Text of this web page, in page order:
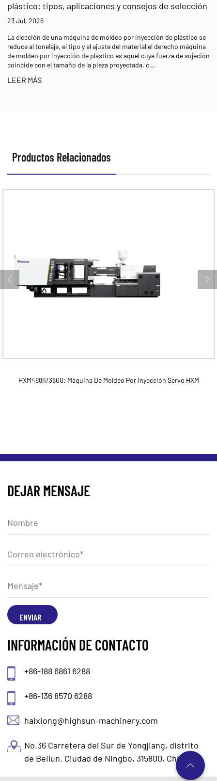
plástico: tipos, aplicaciones y consejos de selección
23 Jul, 2026
La elección de una máquina de moldeo por inyección de plástico se
reduce al tonelaje, el tipo y el ajuste del material el derecho máquina
de moldeo por inyección de plástico es aquel cuya fuerza de sujeción
coincide con el tamaño de la pieza proyectada, c...
LEER MÁS
Productos Relacionados
HXM488II/3800: Máquina De Moldeo Por Inyección Servo HXM
DEJAR MENSAJE
INFORMACIÓN DE CONTACTO
+86-188 6861 6288
+86-136 8570 6288
haixiong@highsun-machinery.com
No.36 Carretera del Sur de Yongjiang, distrito
de Beilun. Ciudad de Ningbo, 315800, China